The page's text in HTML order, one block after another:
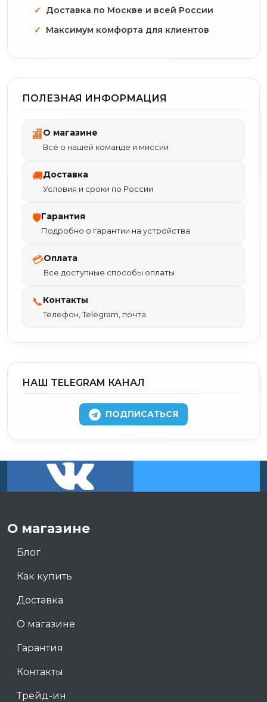
Доставка по Москве и всей России
Максимум комфорта для клиентов
ПОЛЕЗНАЯ ИНФОРМАЦИЯ
🏬О магазине
Всё о нашей команде и миссии
🚚Доставка
Условия и сроки по России
🛡Гарантия
Подробно о гарантии на устройства
💳Оплата
Все доступные способы оплаты
📞Контакты
Телефон, Telegram, почта
НАШ TELEGRAM КАНАЛ
ПОДПИСАТЬСЯ
О магазине
Блог
Как купить
Доставка
О магазине
Гарантия
Контакты
Трейд-ин